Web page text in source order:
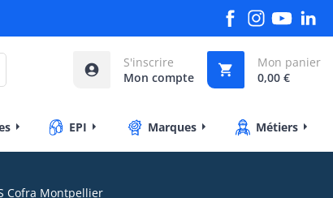

S'inscrire
Mon compte

Mon panier
0,00 €
EPI Marques Métiers
Cofra Montpellier